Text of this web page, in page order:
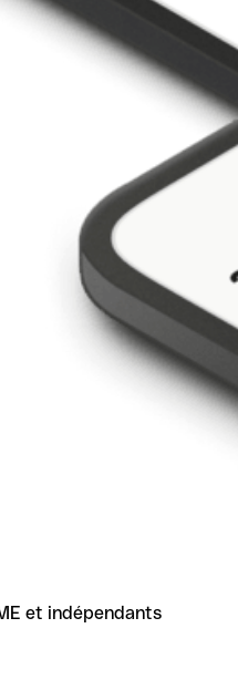
et indépendants